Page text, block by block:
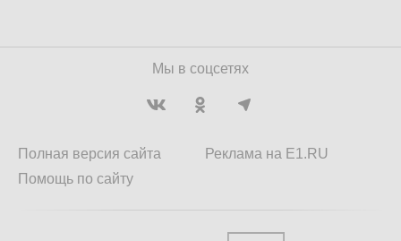
Мы в соцсетях
Полная версия сайта
Помощь по сайту
Реклама на E1.RU